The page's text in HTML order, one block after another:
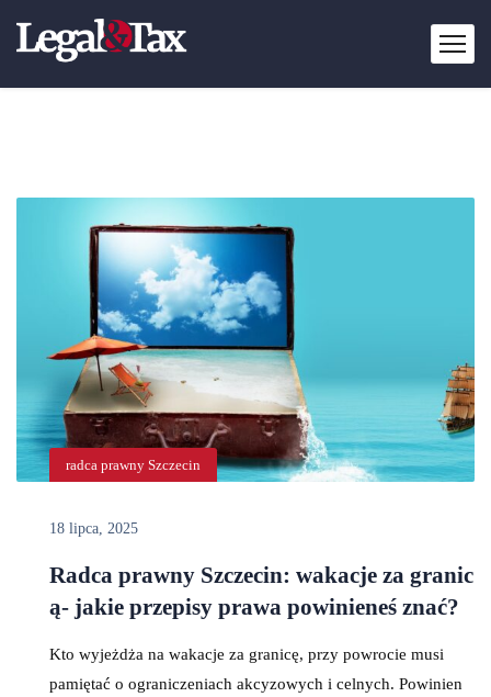
radca prawny Szczecin
18 lipca, 2025
Radca prawny Szczecin: wakacje za granic
ą- jakie przepisy prawa powinieneś znać?
Kto wyjeżdża na wakacje za granicę, przy powrocie musi
pamiętać o ograniczeniach akcyzowych i celnych. Powinien